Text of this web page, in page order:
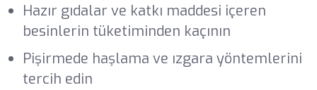
Hazır gıdalar ve katkı maddesi içeren
besinlerin tüketiminden kaçının
Pişirmede haşlama ve ızgara yöntemlerini
tercih edin